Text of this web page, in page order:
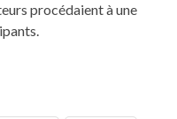
procédaient à une